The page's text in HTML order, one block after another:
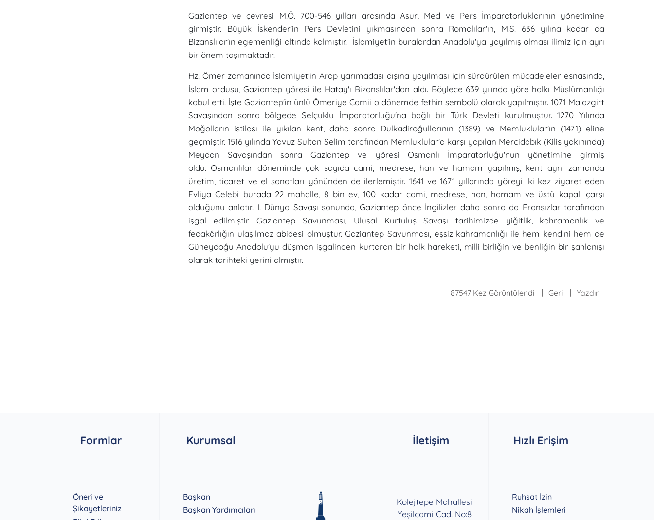
Gaziantep ve çevresi M.Ö. 700-546 yılları arasında Asur, Med ve Pers İmparatorluklarının yönetimine
girmiştir. Büyük İskender'in Pers Devletini yıkmasından sonra Romalılar'ın, M.S. 636 yılına kadar da
Bizanslılar'ın egemenliği altında kalmıştır. İslamiyet'in buralardan Anadolu'ya yayılmış olması ilimiz için ayrı
bir önem taşımaktadır.
Hz. Ömer zamanında İslamiyet'in Arap yarımadası dışına yayılması için sürdürülen mücadeleler esnasında,
İslam ordusu, Gaziantep yöresi ile Hatay'ı Bizanslılar'dan aldı. Böylece 639 yılında yöre halkı Müslümanlığı
kabul etti. İşte Gaziantep'in ünlü Ömeriye Camii o dönemde fethin sembolü olarak yapılmıştır. 1071 Malazgirt
Savaşından sonra bölgede Selçuklu İmparatorluğu'na bağlı bir Türk Devleti kurulmuştur. 1270 Yılında
Moğolların istilası ile yıkılan kent, daha sonra Dulkadiroğullarının (1389) ve Memluklular'ın (1471) eline
geçmiştir. 1516 yılında Yavuz Sultan Selim tarafından Memluklular'a karşı yapılan Mercidabık (Kilis yakınında)
Meydan Savaşından sonra Gaziantep ve yöresi Osmanlı İmparatorluğu'nun yönetimine girmiş
oldu. Osmanlılar döneminde çok sayıda cami, medrese, han ve hamam yapılmış, kent aynı zamanda
üretim, ticaret ve el sanatları yönünden de ilerlemiştir. 1641 ve 1671 yıllarında yöreyi iki kez ziyaret eden
Evliya Çelebi burada 22 mahalle, 8 bin ev, 100 kadar cami, medrese, han, hamam ve üstü kapalı çarşı
olduğunu anlatır. I. Dünya Savaşı sonunda, Gaziantep önce İngilizler daha sonra da Fransızlar tarafından
işgal edilmiştir. Gaziantep Savunması, Ulusal Kurtuluş Savaşı tarihimizde yiğitlik, kahramanlık ve
fedakârlığın ulaşılmaz abidesi olmuştur. Gaziantep Savunması, eşsiz kahramanlığı ile hem kendini hem de
Güneydoğu Anadolu'yu düşman işgalinden kurtaran bir halk hareketi, milli birliğin ve benliğin bir şahlanışı
olarak tarihteki yerini almıştır.
87547 Kez Görüntülendi Geri Yazdır
Formlar Kurumsal İletişim Hızlı Erişim
Öneri ve
Şikayetleriniz
Başkan
Başkan Yardımcıları
Kolejtepe Mahallesi
Yeşilcami Cad. No:8
Ruhsat İzin
Nikah İşlemleri